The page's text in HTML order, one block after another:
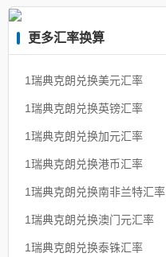
更多汇率换算
1瑞典克朗兑换美元汇率
1瑞典克朗兑换英镑汇率
1瑞典克朗兑换加元汇率
1瑞典克朗兑换港币汇率
1瑞典克朗兑换南非兰特汇率
1瑞典克朗兑换澳门元汇率
1瑞典克朗兑换泰铢汇率